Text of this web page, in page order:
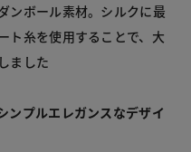
ンボール素材。シルクに最
ト糸を使用することで、大
ました
ンプルエレガンスなデザイ